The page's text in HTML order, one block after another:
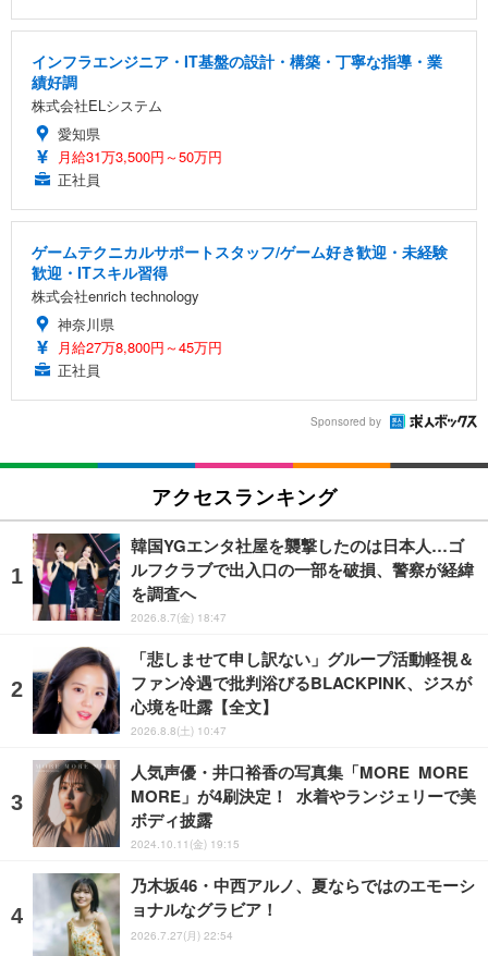
インフラエンジニア・IT基盤の設計・構築・丁寧な指導・業
績好調
株式会社ELシステム
愛知県
月給31万3,500円～50万円
正社員
ゲームテクニカルサポートスタッフ/ゲーム好き歓迎・未経験
歓迎・ITスキル習得
株式会社enrich technology
神奈川県
月給27万8,800円～45万円
正社員
Sponsored by
アクセスランキング
韓国YGエンタ社屋を襲撃したのは日本人…ゴ
ルフクラブで出入口の一部を破損、警察が経緯
を調査へ
2026.8.7(金) 18:47
「悲しませて申し訳ない」グループ活動軽視＆
ファン冷遇で批判浴びるBLACKPINK、ジスが
心境を吐露【全文】
2026.8.8(土) 10:47
人気声優・井口裕香の写真集「MORE MORE
MORE」が4刷決定！ 水着やランジェリーで美
ボディ披露
2024.10.11(金) 19:15
乃木坂46・中西アルノ、夏ならではのエモーシ
ョナルなグラビア！
2026.7.27(月) 22:54